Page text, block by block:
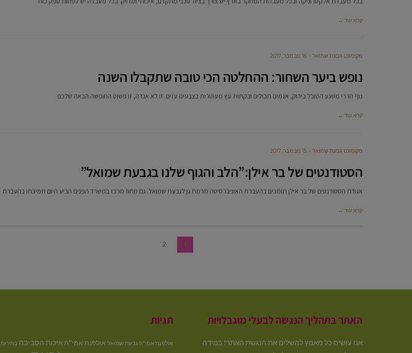
קרא עוד ←
מקומונט גבעת שמואל 16 נובמבר, 2017
נופש ביער השחור: ההחלטה הכי טובה שתקבלו השנה
נוף הררי משגע הטובל בירוק, אגמים תכולים ובקתות עץ מעוטרות בצבעים עזים. זו לא אגדה, זו פשוט החופשה הבאה שלכם
קרא עוד ←
מקומונט גבעת שמואל 15 נובמבר, 2017
הסטודנטים של בר אילן:”הלב והגוף שלנו בגבעת שמואל”
אגודת הסטודנטים של בר אילן תומכים בהעברת האוניברסיטה מרמת גן לגבעת שמואל. גם מחוז מרכז במשרד הפנים הביע היום תמיכתו בהעברת
קרא עוד ←
1
2
האתר בתהליך הנגשה לבעלי מוגבלויות
אנו עושים כל מאמץ להשלים את הנגשת האתר! במידה
תגיות
אולפנת אמי"ת גבעת שמואל אולפנת אמי''תאיכות הסביבה בחירות